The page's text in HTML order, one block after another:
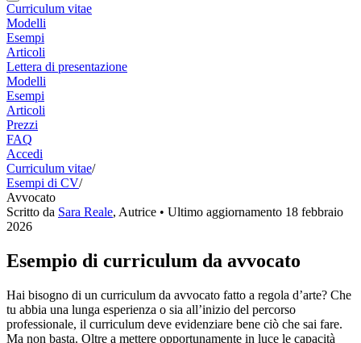
Curriculum vitae
Modelli
Esempi
Articoli
Lettera di presentazione
Modelli
Esempi
Articoli
Prezzi
FAQ
Accedi
Curriculum vitae/
Esempi di CV/
Avvocato
Scritto da Sara Reale, Autrice • Ultimo aggiornamento 18 febbraio
2026
Esempio di curriculum da avvocato
Hai bisogno di un curriculum da avvocato fatto a regola d’arte? Che
tu abbia una lunga esperienza o sia all’inizio del percorso
professionale, il curriculum deve evidenziare bene ciò che sai fare.
Ma non basta. Oltre a mettere opportunamente in luce le capacità